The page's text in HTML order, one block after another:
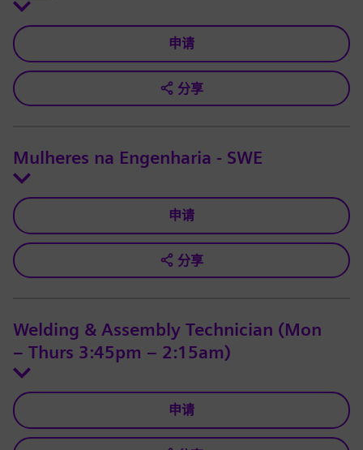
申请
分享
Mulheres na Engenharia - SWE
申请
分享
Welding & Assembly Technician (Mon
– Thurs 3:45pm – 2:15am)
申请